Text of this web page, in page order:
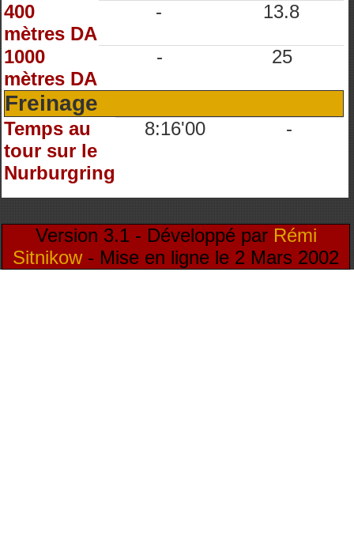
400
mètres DA
- 13.8
1000
mètres DA
- 25
Freinage
Temps au
tour sur le
Nurburgring
8:16'00 -
Version 3.1 - Développé par Rémi
Sitnikow- Mise en ligne le 2 Mars 2002